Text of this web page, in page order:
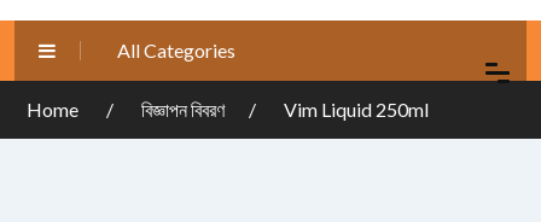
All Categories
Home বিজ্ঞাপন বিবরণ Vim Liquid 250ml